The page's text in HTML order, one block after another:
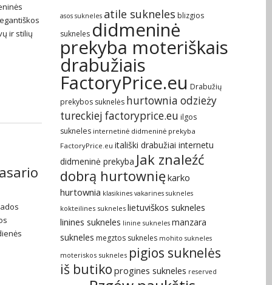
ir stilių
asos sukneles atile sukneles blizgios
sukneles didmeninė
prekyba moteriškais
drabužiais
FactoryPrice.eu Drabužių
prekybos suknelės hurtownia odzieży
tureckiej factoryprice.eu ilgos
sukneles internetinė didmeninė prekyba
FactoryPrice.eu itališki drabužiai internetu
didmeninė prekyba Jak znaleźć
dobrą hurtowniękarko
hurtownia klasikines vakarines sukneles
kokteilines sukneles lietuviškos sukneles
linines sukneles linine sukneles manzara
sukneles megztos sukneles mohito sukneles
moteriskos sukneles pigios suknelės
iš butiko progines sukneles reserved